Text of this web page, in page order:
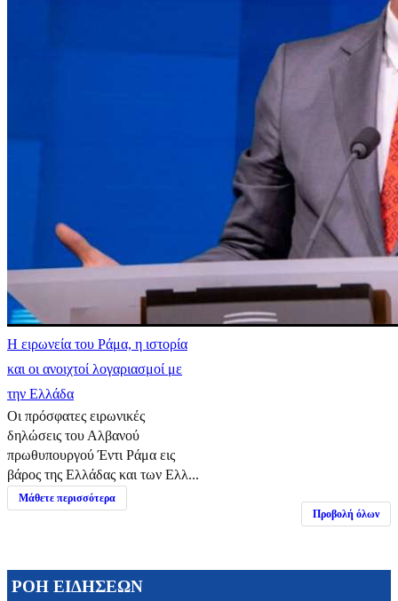
Η ειρωνεία του Ράμα, η ιστορία
και οι ανοιχτοί λογαριασμοί με
την Ελλάδα
Οι πρόσφατες ειρωνικές
δηλώσεις του Αλβανού
πρωθυπουργού Έντι Ράμα εις
βάρος της Ελλάδας και των Ελλ...
Μάθετε περισσότερα
Προβολή όλων
ΡΟΗ ΕΙΔΗΣΕΩΝ